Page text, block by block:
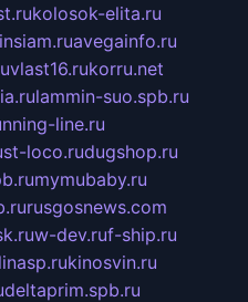
kolosok-elita.ru
insiam.ruavegainfo.ru
vlast16.rukorru.net
lammin-suo.spb.ru
line.ru
loco.rudugshop.ru
mymubaby.ru
rusgosnews.com
w-dev.ruf-ship.ru
kinosvin.ru
deltaprim.spb.ru